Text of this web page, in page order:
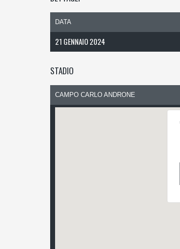
DATA
21 GENNAIO 2024
STADIO
CAMPO CARLO ANDRONE